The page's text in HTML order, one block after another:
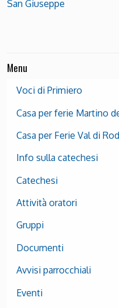
San Giuseppe
Menu
Voci di Primiero
Casa per ferie Martino
Casa per Ferie Val di
Info sulla catechesi
Catechesi
Attività oratori
Gruppi
Documenti
Avvisi parrocchiali
Eventi